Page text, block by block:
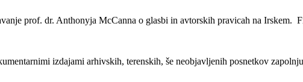
prof. dr. Anthonyja McCanna o glasbi in avtorskih pravicah na Irskem.
izdajami arhivskih, terenskih, še neobjavljenih posnetkov